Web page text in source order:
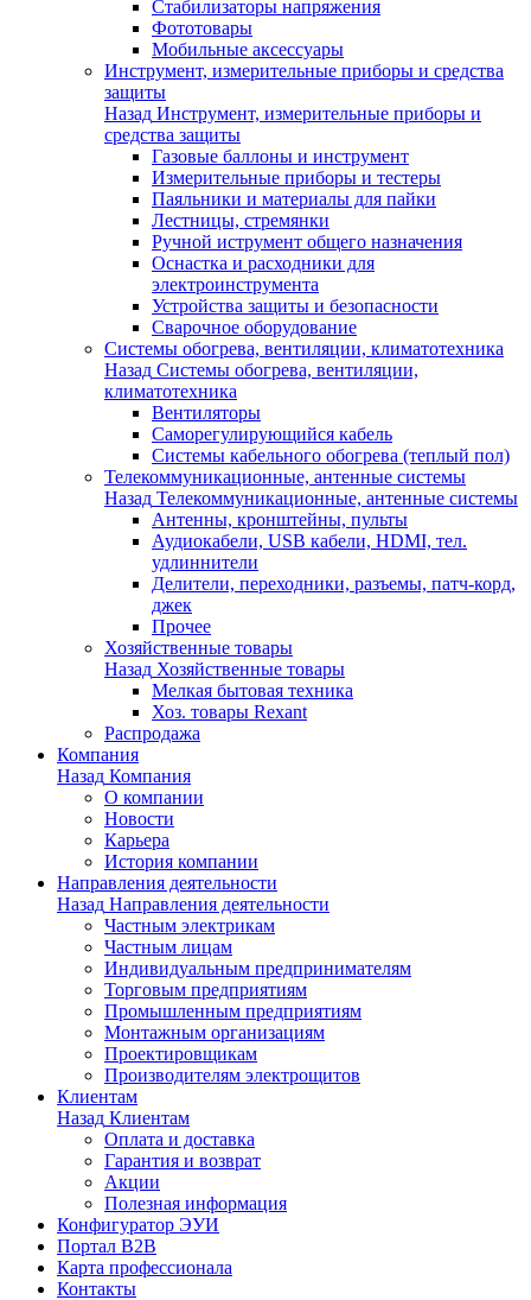
Стабилизаторы напряжения
Фототовары
Мобильные аксессуары
Инструмент, измерительные приборы и средства
защиты
Назад Инструмент, измерительные приборы и
средства защиты
Газовые баллоны и инструмент
Измерительные приборы и тестеры
Паяльники и материалы для пайки
Лестницы, стремянки
Ручной иструмент общего назначения
Оснастка и расходники для
электроинструмента
Устройства защиты и безопасности
Сварочное оборудование
Системы обогрева, вентиляции, климатотехника
Назад Системы обогрева, вентиляции,
климатотехника
Вентиляторы
Саморегулирующийся кабель
Системы кабельного обогрева (теплый пол)
Телекоммуникационные, антенные системы
Назад Телекоммуникационные, антенные системы
Антенны, кронштейны, пульты
Аудиокабели, USB кабели, HDMI, тел.
удлиннители
Делители, переходники, разъемы, патч-корд,
джек
Прочее
Хозяйственные товары
Назад Хозяйственные товары
Мелкая бытовая техника
Хоз. товары Rexant
Распродажа
Компания
Назад Компания
О компании
Новости
Карьера
История компании
Направления деятельности
Назад Направления деятельности
Частным электрикам
Частным лицам
Индивидуальным предпринимателям
Торговым предприятиям
Промышленным предприятиям
Монтажным организациям
Проектировщикам
Производителям электрощитов
Клиентам
Назад Клиентам
Оплата и доставка
Гарантия и возврат
Акции
Полезная информация
Конфигуратор ЭУИ
Портал B2B
Карта профессионала
Контакты